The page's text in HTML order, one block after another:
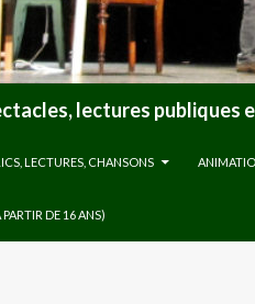
lectures publiques
LECTURES, CHANSONS
DE 16 ANS)